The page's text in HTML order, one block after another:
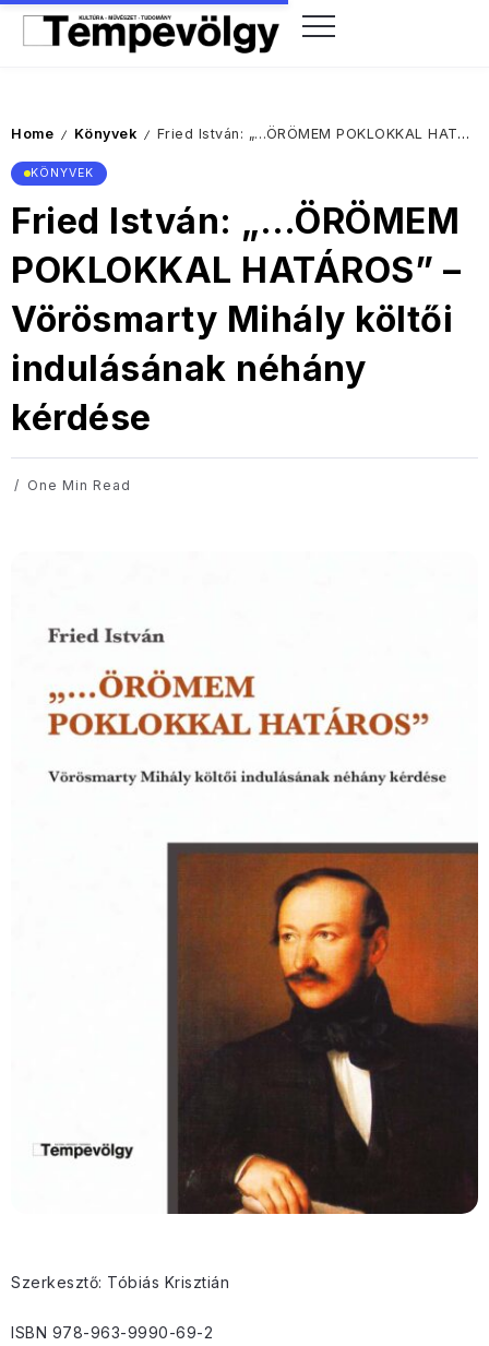
Home / Könyvek / Fried István: „…ÖRÖMEM POKLOKKAL HATÁROS” – Vörösmarty Mihály költői indulásának néhány kérdése
KÖNYVEK
Fried István: „…ÖRÖMEM
POKLOKKAL HATÁROS” –
Vörösmarty Mihály költői
indulásának néhány
kérdése
One Min Read
Szerkesztő: Tóbiás Krisztián
ISBN 978-963-9990-69-2